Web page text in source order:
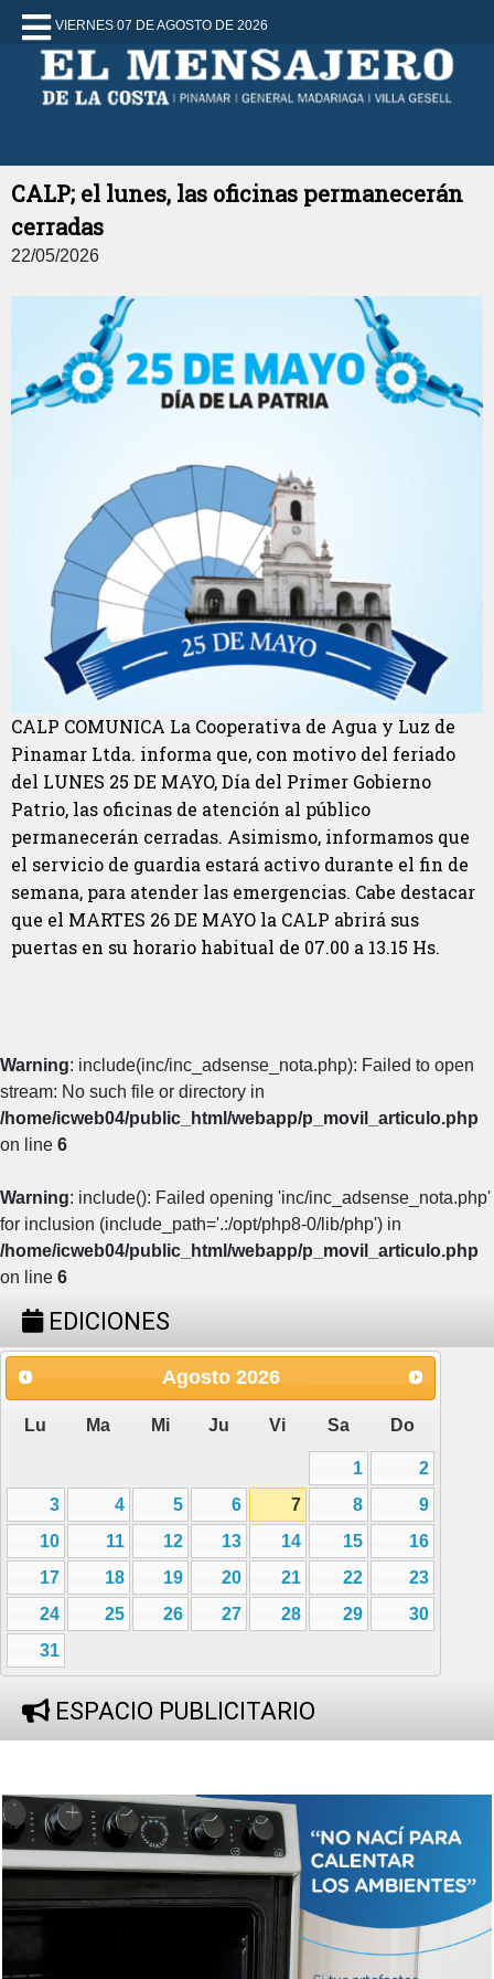
VIERNES 07 DE AGOSTO DE 2026
CALP; el lunes, las oficinas permanecerán
cerradas
22/05/2026
CALP COMUNICA La Cooperativa de Agua y Luz de
Pinamar Ltda. informa que, con motivo del feriado
del LUNES 25 DE MAYO, Día del Primer Gobierno
Patrio, las oficinas de atención al público
permanecerán cerradas. Asimismo, informamos que
el servicio de guardia estará activo durante el fin de
semana, para atender las emergencias. Cabe destacar
que el MARTES 26 DE MAYO la CALP abrirá sus
puertas en su horario habitual de 07.00 a 13.15 Hs.
Warning: include(inc/inc_adsense_nota.php): Failed to open
stream: No such file or directory in
/home/icweb04/public_html/webapp/p_movil_articulo.php
on line 6
Warning: include(): Failed opening 'inc/inc_adsense_nota.php'
for inclusion (include_path='.:/opt/php8-0/lib/php') in
/home/icweb04/public_html/webapp/p_movil_articulo.php
on line 6
EDICIONES
Agosto 2026
Lu Ma Mi Ju Vi Sa Do
1
2
3
4 5 6 7 8
9
10
11 12 13 14 15
16
17
18 19 20 21 22
23
24
25 26 27 28 29
30
31
ESPACIO PUBLICITARIO